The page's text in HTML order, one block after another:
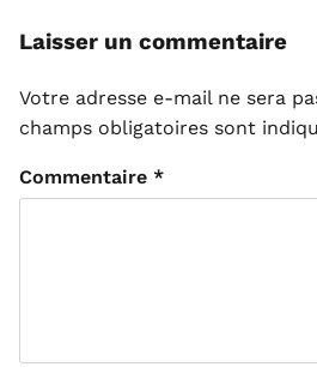
Laisser un commentaire
Votre adresse e-mail ne sera
champs obligatoires sont
Commentaire *